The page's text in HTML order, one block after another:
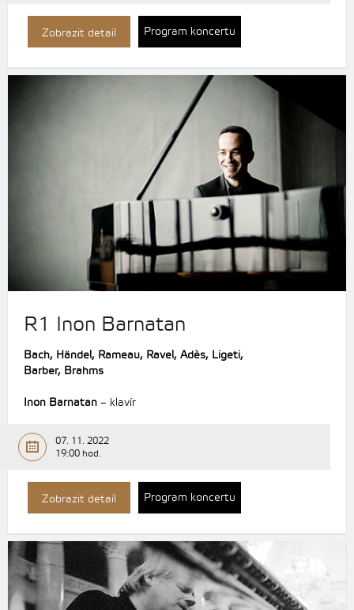
Zobrazit detail Program koncertu
R1 Inon Barnatan
Bach, Händel, Rameau, Ravel, Adès, Ligeti,
Barber, Brahms
Inon Barnatan – klavír
07. 11. 2022
19:00 hod.
Zobrazit detail Program koncertu